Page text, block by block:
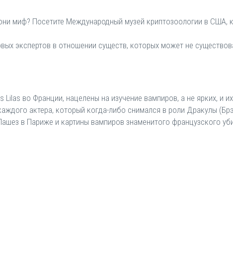
миф? Посетите Международный музей криптозоологии в США,
экспертов в отношении существ, которых может не
во Франции, нацелены на изучение вампиров, а не ярких, и
актера, который когда-либо снимался в роли Дракулы
в Париже и картины вампиров знаменитого французского